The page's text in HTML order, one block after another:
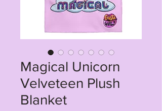
Magical Unicorn
Velveteen Plush
Blanket